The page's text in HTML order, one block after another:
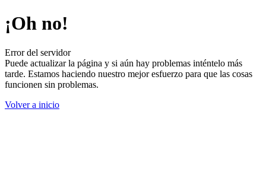
¡Oh no!
Error del servidor
Puede actualizar la página y si aún hay problemas inténtelo más
tarde. Estamos haciendo nuestro mejor esfuerzo para que las cosas
funcionen sin problemas.
Volver a inicio